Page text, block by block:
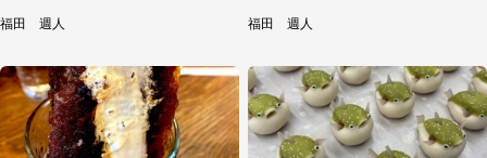
福田 週人
見てたい」
福田 週人